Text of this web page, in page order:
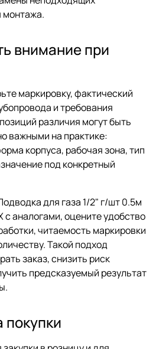
монтажа.
внимание при
маркировку, фактический
и требования
различия могут быть
важными на практике:
корпуса, рабочая зона, тип
под конкретный
для газа 1/2" г/шт 0.5м
с аналогами, оцените удобство
читаемость маркировки
Такой подход
заказ, снизить риск
предсказуемый результат